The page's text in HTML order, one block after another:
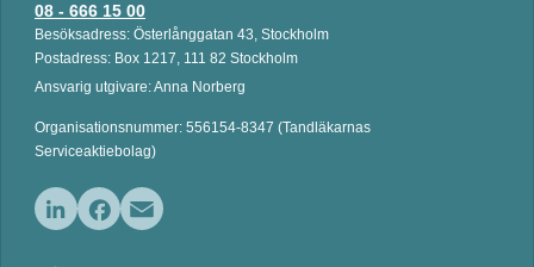
08 - 666 15 00
Besöksadress: Österlånggatan 43, Stockholm
Postadress: Box 1217, 111 82 Stockholm
Ansvarig utgivare: Anna Norberg
Organisationsnummer: 556154-8347 (Tandläkarnas
Serviceaktiebolag)